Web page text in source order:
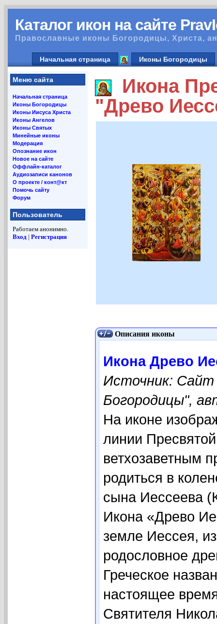
Каталог икон на сайте
Православные иконы Богородицы, Христа,
Начальная страница Иконы Богородицы
Меню сайта
Начальная страница
Иконы Богородицы
Иконы Иисуса Христа
Иконы Ангелов
Иконы Святых
Минейные иконы
Модерация
Опознание икон
Новое на сайте
Оффлайн-каталог
Аудиозаписи канонов
О проекте / конт@кт
Помочь сайту
Форум
Пользователь
Работаем анонимно.
Вход | Регистрация
Икона
"Древо
Описания иконы
Икона Древо
Источник: Сайт
Богородицы",
На иконе
линии
ветхозаветным
родиться в
сына Иессеева
Икона «Древо
земле Иессея, из
родословное
Греческое
настоящее
Святителя